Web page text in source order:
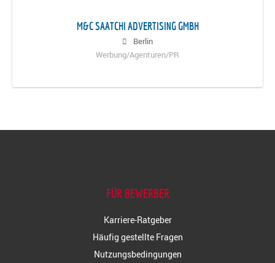
M&C SAATCHI ADVERTISING GMBH
Berlin
Werbung/Agenturen/PR
FÜR BEWERBER
Karriere-Ratgeber
Häufig gestellte Fragen
Nutzungsbedingungen